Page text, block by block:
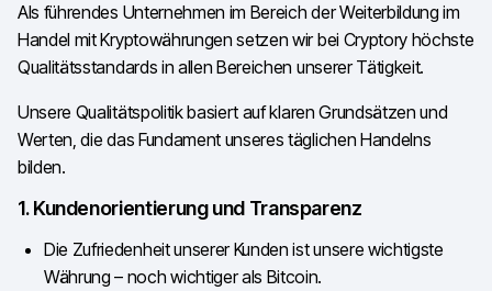
Als führendes Unternehmen im Bereich der Weiterbildung im
Handel mit Kryptowährungen setzen wir bei Cryptory höchste
Qualitätsstandards in allen Bereichen unserer Tätigkeit.
Unsere Qualitätspolitik basiert auf klaren Grundsätzen und
Werten, die das Fundament unseres täglichen Handelns
bilden.
1. Kundenorientierung und Transparenz
Die Zufriedenheit unserer Kunden ist unsere wichtigste
Währung – noch wichtiger als Bitcoin.